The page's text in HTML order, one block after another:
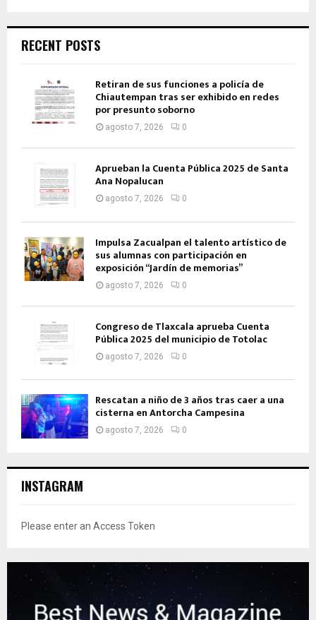
RECENT POSTS
Retiran de sus funciones a policía de
Chiautempan tras ser exhibido en redes
por presunto soborno
agosto 7, 2026 0
Aprueban la Cuenta Pública 2025 de Santa
Ana Nopalucan
agosto 7, 2026 0
Impulsa Zacualpan el talento artístico de
sus alumnas con participación en
exposición “Jardín de memorias”
agosto 7, 2026 0
Congreso de Tlaxcala aprueba Cuenta
Pública 2025 del municipio de Totolac
agosto 7, 2026 0
Rescatan a niño de 3 años tras caer a una
cisterna en Antorcha Campesina
agosto 7, 2026 0
INSTAGRAM
Please enter an Access Token